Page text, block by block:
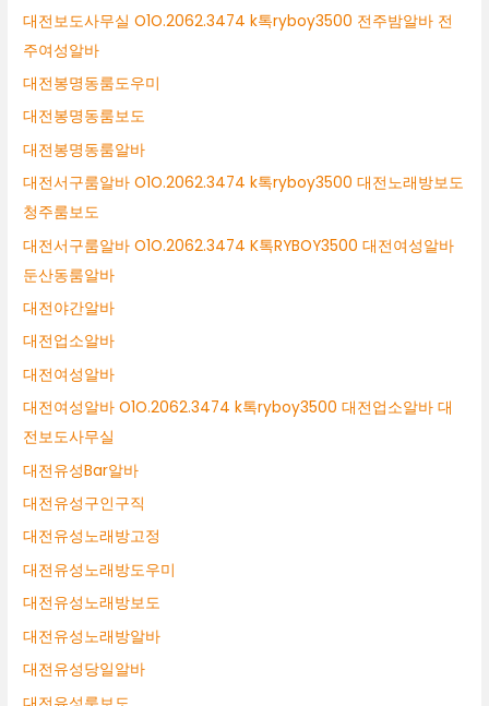
대전보도사무실 O1O.2062.3474 k톡ryboy3500 전주밤알바 전
주여성알바
대전봉명동룸도우미
대전봉명동룸보도
대전봉명동룸알바
대전서구룸알바 O1O.2062.3474 k톡ryboy3500 대전노래방보도
청주룸보도
대전서구룸알바 O1O.2062.3474 K톡RYBOY3500 대전여성알바
둔산동룸알바
대전야간알바
대전업소알바
대전여성알바
대전여성알바 O1O.2062.3474 k톡ryboy3500 대전업소알바 대
전보도사무실
대전유성Bar알바
대전유성구인구직
대전유성노래방고정
대전유성노래방도우미
대전유성노래방보도
대전유성노래방알바
대전유성당일알바